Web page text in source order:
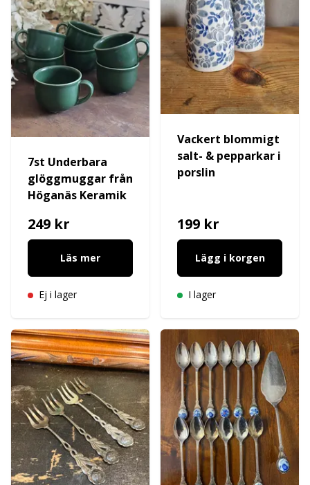
7st Underbara
glöggmuggar från
Höganäs Keramik
249 kr
Läs mer
Ej i lager
Vackert blommigt
salt- & pepparkar i
porslin
199 kr
Lägg i korgen
I lager